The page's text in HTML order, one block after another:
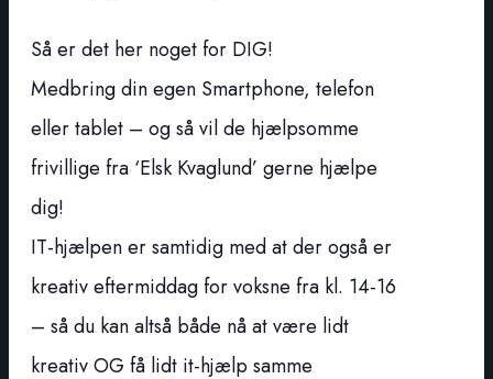
Så er det her noget for DIG!
Medbring din egen Smartphone, telefon
eller tablet – og så vil de hjælpsomme
frivillige fra ‘Elsk Kvaglund’ gerne hjælpe
dig!
IT-hjælpen er samtidig med at der også er
kreativ eftermiddag for voksne fra kl. 14-16
– så du kan altså både nå at være lidt
kreativ OG få lidt it-hjælp samme